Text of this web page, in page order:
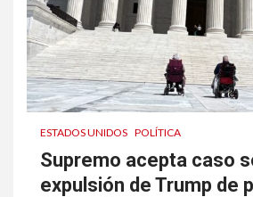
ESTADOS UNIDOS POLÍTICA
Supremo acepta caso
expulsión de Trump de